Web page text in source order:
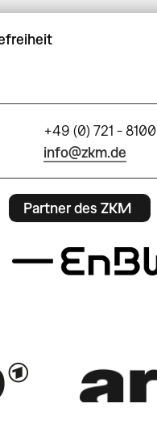
+49 (0) 721 -
info@zkm.de
Partner des ZKM